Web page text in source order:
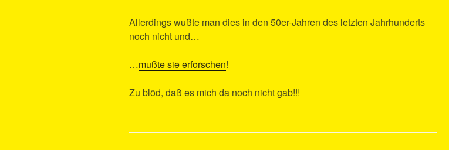
Allerdings wußte man dies in den 50er-Jahren des letzten Jahrhunderts
noch nicht und…
…mußte sie erforschen!
Zu blöd, daß es mich da noch nicht gab!!!